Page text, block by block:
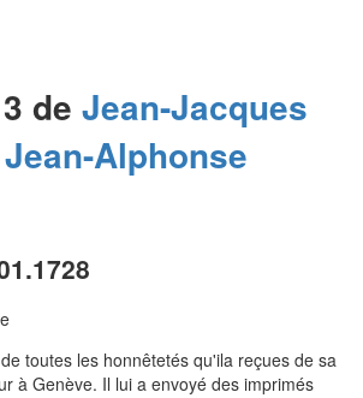
de Jean-Jacques
Jean-Alphonse
toutes les honnêtetés qu'ila reçues de sa
à Genève. Il lui a envoyé des imprimés